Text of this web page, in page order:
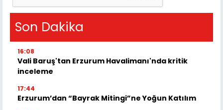
Son Dakika
16:08
Vali Baruş'tan Erzurum Havalimanı'nda kritik
inceleme
17:44
Erzurum’dan “Bayrak Mitingi”ne Yoğun Katılım